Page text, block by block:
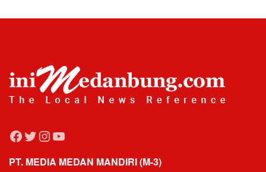
Facebook
Twitter
Instagram
YouTube
PT. MEDIA MEDAN MANDIRI (M-3)